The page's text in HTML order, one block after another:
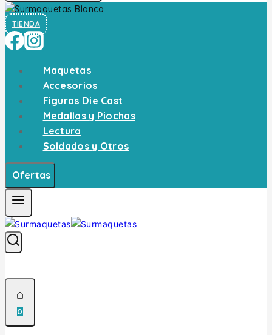
TIENDA
Maquetas
Accesorios
Figuras Die Cast
Medallas y Piochas
Lectura
Soldados y Otros
Ofertas
0